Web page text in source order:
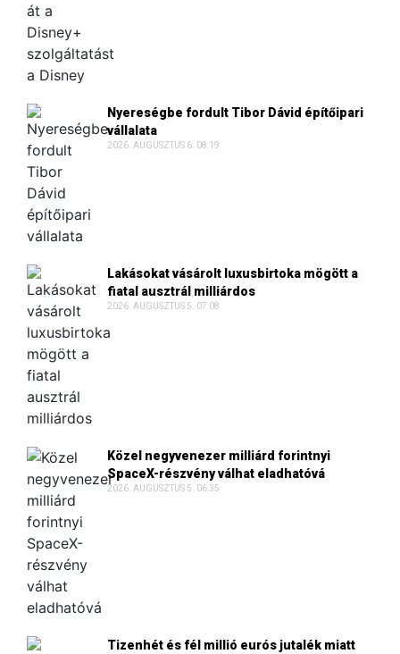
Nyereségbe fordult Tibor Dávid építőipari
vállalata
2026. AUGUSZTUS 6. 08:19
Lakásokat vásárolt luxusbirtoka mögött a
fiatal ausztrál milliárdos
2026. AUGUSZTUS 5. 07:08
Közel negyvenezer milliárd forintnyi
SpaceX-részvény válhat eladhatóvá
2026. AUGUSZTUS 5. 06:35
Tizenhét és fél millió eurós jutalék miatt